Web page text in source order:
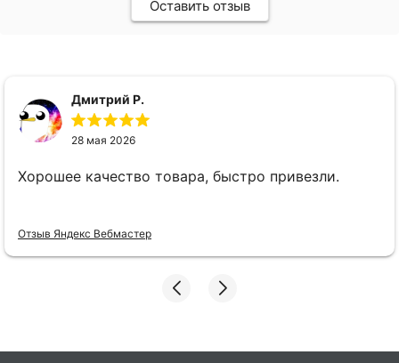
Оставить отзыв
Дмитрий Р.
28 мая 2026
Хорошее качество товара, быстро привезли.
Отзыв Яндекс Вебмастер